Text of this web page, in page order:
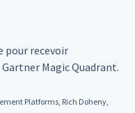
pour recevoir
Magic Quadrant.
Platforms, Rich Doheny,